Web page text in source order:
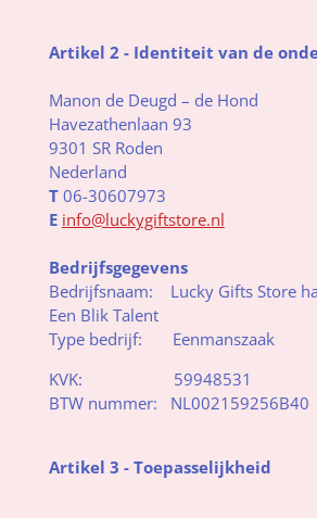
Artikel 2 - Identiteit van de
Manon de Deugd – de Hond
Havezathenlaan 93
9301 SR Roden
Nederland
T06-30607973
E info@luckygiftstore.nl
Bedrijfsgegevens
Bedrijfsnaam: Lucky Gifts Store
Een Blik Talent
Type bedrijf: Eenmanszaak
KVK: 59948531
BTW nummer: NL002159256B40
Artikel 3 - Toepasselijkheid